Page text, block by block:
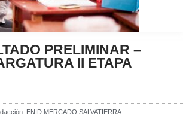
PRELIMINAR –
II ETAPA
ENID MERCADO SALVATIERRA